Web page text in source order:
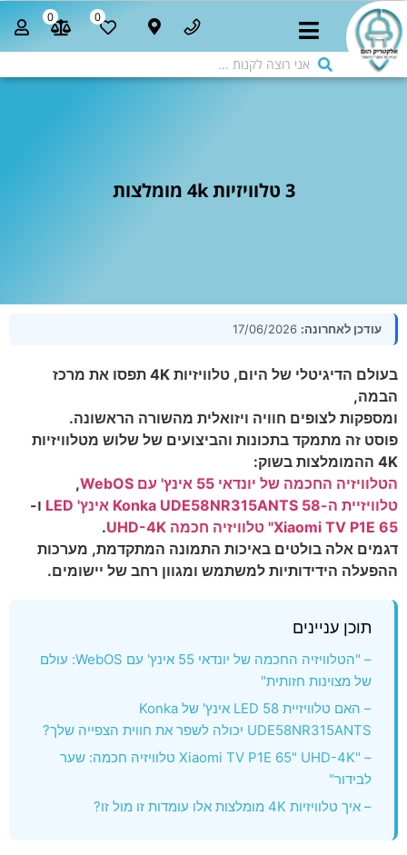
0
0
3 טלוויזיות 4k מומלצות
עודכן לאחרונה:
בעולם הדיגיטלי של היום, טלוויזיות 4K תפסו את מרכז
הבמה,
ומספקות לצופים חוויה ויזואלית מהשורה הראשונה.
פוסט זה מתמקד בתכונות והביצועים של שלוש מטלוויזיות
4K ההמומלצות בשוק:
הטלוויזיה החכמה של יונדאי 55 אינץ' עם WebOS
,
טלוויזיית ה-Konka UDE58NR315ANTS 58 אינץ' LED
ו-
Xiaomi TV P1E 65" טלוויזיה חכמה UHD-4K
.
דגמים אלה בולטים באיכות התמונה המתקדמת, מערכות
ההפעלה הידידותיות למשתמש ומגוון רחב של יישומים.
תוכן עניינים
– "הטלוויזיה החכמה של יונדאי 55 אינץ' עם WebOS: עולם
של מצוינות חזותית"
– האם טלוויזיית LED 58 אינץ' של Konka
UDE58NR315ANTS יכולה לשפר את חווית הצפייה שלך?
– "Xiaomi TV P1E 65" UHD-4K טלוויזיה חכמה: שער
לבידור"
– איך טלוויזיות 4K מומלצות אלו עומדות זו מול זו?